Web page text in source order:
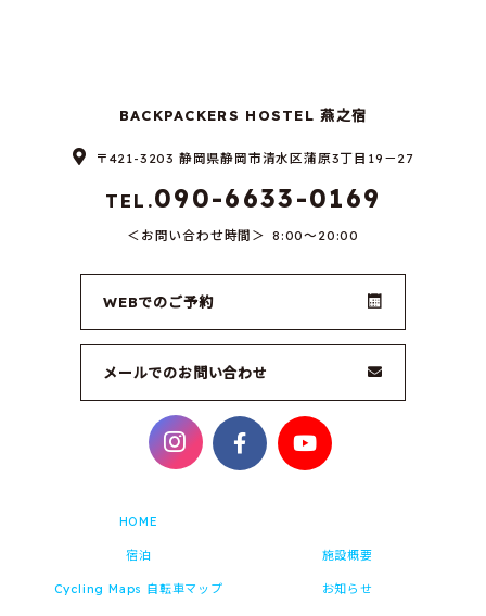
BACKPACKERS HOSTEL 燕之宿
〒421-3203 静岡県静岡市清水区蒲原3丁目19－27
TEL.090-6633-0169
お問い合わせ時間 8:00～20:00
WEBでのご予約
メールでのお問い合わせ
HOME
宿泊
Cycling Maps 自転車マップ
施設概要
お知らせ